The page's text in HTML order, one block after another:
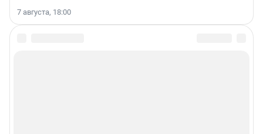
7 августа, 18:00